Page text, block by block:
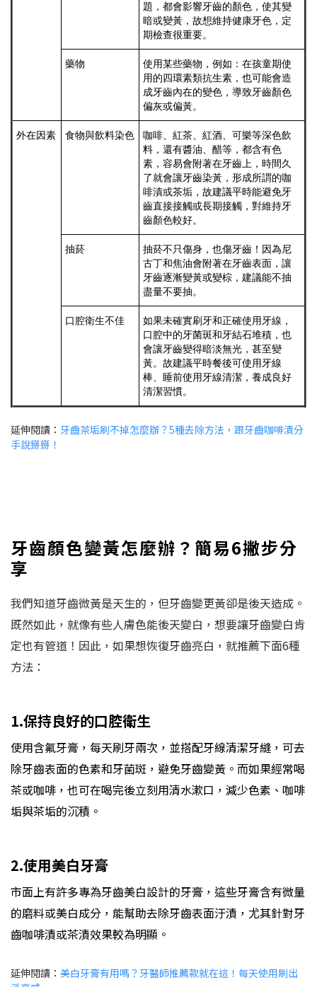
題，都會影響牙齒的顏色，使其變
暗或變黃，故想維持健康牙色，定
期檢查很重要。
藥物
使用某些藥物，例如：在孩童期使
用的四環素類抗生素，也可能會造
成牙齒內在的變色，導致牙齒顏色
偏灰或偏黃。
外在因素 食物與飲料染色
咖啡、紅茶、紅酒、可樂等深色飲
料，還有醬油、醋等，都含有色
素，容易會附著在牙齒上，時間久
了就會讓牙齒染黃，形成所謂的咖
啡漬或茶垢，故建議平時能避免牙
齒直接接觸或長期接觸，對維持牙
齒顏色較好。
抽菸
抽菸不只傷身，也傷牙齒！因為尼
古丁和焦油會附著在牙齒表面，讓
牙齒逐漸變黃或變棕，建議能不抽
盡量不要抽。
口腔衛生不佳
如果未確實刷牙和正確使用牙線，
口腔中的牙菌斑和牙結石堆積，也
會讓牙齒變得暗淡無光，甚至變
黃。故建議平時餐後可使用牙線
棒、睡前使用牙線清潔，養成良好
清潔習慣。
延伸閱讀： 牙齒茶垢刷不掉怎麼辦？5種去除方法，跟牙齒咖啡漬分
手說掰掰！
牙齒顏色變黃怎麼辦？簡易6撇步分
享
我們知道牙齒微黃是天生的，但牙齒變更黃卻是後天造成。
既然如此，就像有些人膚色能後天變白，想要讓牙齒變白肯
定也有管道！因此，如果想恢復牙齒亮白，就推薦下面6種
方法：
1.保持良好的口腔衛生
使用含氟牙膏，每天刷牙兩次，並搭配牙線清潔牙縫，可去
除牙齒表面的色素和牙菌斑，避免牙齒變黃。而如果經常喝
茶或咖啡，也可在喝完後立刻用清水漱口，減少色素、咖啡
垢與茶垢的沉積。
2.使用美白牙膏
市面上有許多專為牙齒美白設計的牙膏，這些牙膏含有微量
的磨料或美白成分，能幫助去除牙齒表面汙漬，尤其針對牙
齒咖啡漬或茶漬效果較為明顯。
延伸閱讀： 美白牙膏有用嗎？牙醫師推薦款就在這！每天使用刷出